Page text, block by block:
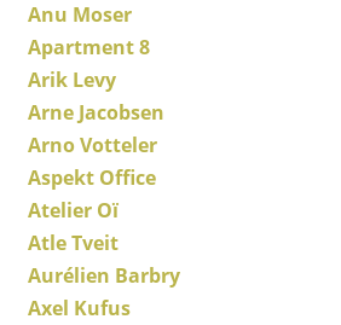
Bureaux & Secrétaires
Secrétaires & Tables PC
Tables de conférence et Pupitres
Tables hautes & Pupitres
Tables enfants
Table de jardin
Chariots & Dessertes
Anu Moser
Apartment 8
Arik Levy
Arne Jacobsen
Arno Votteler
Aspekt Office
Atelier Oï
Atle Tveit
Aurélien Barbry
Axel Kufus